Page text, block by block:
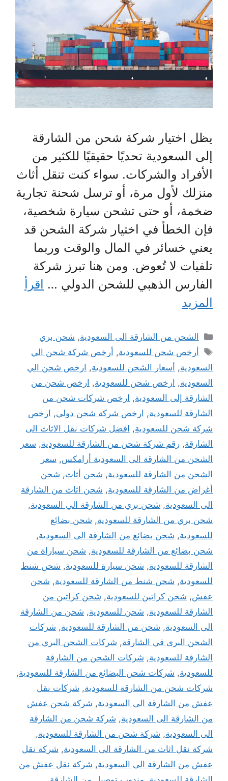
يظل اختيار شركة شحن من الشارقة
إلى السعودية تحديًا حقيقيًا للكثير من
الأفراد والشركات. سواء كنت تنقل أثاث
منزلك لأول مرة، أو ترسل شحنة تجارية
ضخمة، أو حتى تشحن سيارة شخصية،
فإن الخطأ في اختيار شركة الشحن قد
يعني خسائر في المال والوقت وربما
تلفيات لا تُعوض. ومن هنا تبرز شركة
الفارس الذهبي للشحن الدولي … اقرأ
المزيد
التصنيفات
الشحن من الشارقة الى السعودية, شحن بري
الوسوم
أرخص شحن للسعودية, أرخص شركة شحن الي
السعودية, أسعار الشحن للسعودية, ارخص شحن الي
السعودية, ارخص شحن للسعودية, ارخص شحن من
الشارقة إلى السعودية, ارخص شركات شحن من
الشارقة للسعودية, ارخص شركة شحن دولي, ارخص
شركة شحن للسعودية, افضل شركات نقل الاثاث الى
الشارقة, رقم شركة شحن من الشارقة للسعودية, سعر
الشحن من الشارقة الى السعودية أرامكس, سعر
الشحن من الشارقة للسعودية, شحن أثاث, شحن
أغراض من الشارقة للسعودية, شحن اثاث من الشارقة
الى السعودية, شحن بري من الشارقة الي السعودية,
شحن بري من الشارقة للسعودية, شحن بضائع
للسعودية, شحن بضائع من الشارقة الى السعودية,
شحن بضائع من الشارقة للسعودية, شحن سياراة من
الشارقة للسعودية, شحن سيارة للسعودية, شحن شنط
للسعودية, شحن شنط من الشارقة للسعودية, شحن
عفش, شحن كراتين للسعودية, شحن كراتين من
الشارقة للسعودية, شحن للسعودية, شحن من الشارقة
الى السعودية, شحن من الشارقة للسعودية, شركات
الشحن البرى في الشارقة, شركات الشحن البري من
الشارقة للسعودية, شركات الشحن من الشارقة
للسعودية, شركات شحن البضائع من الشارقة للسعودية,
شركات شحن من الشارقة للسعودية, شركات نقل
عفش من الشارقة الى السعودية, شركة شحن عفش
من الشارقة الى السعودية, شركة شحن من الشارقة
الى السعودية, شركة شحن من الشارقة للسعودية,
شركة نقل اثاث من الشارقة الى السعودية, شركة نقل
عفش من الشارقة الى السعودية, شركة نقل عفش من